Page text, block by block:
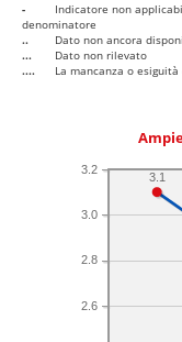
-
Indicatore non
denominatore
..
Dato non ancora
...
Dato non rilevato
....
La mancanza o
2.6
2.8
3.0
3.2
3.1